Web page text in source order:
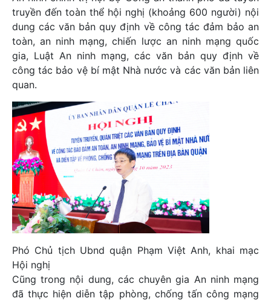
truyền đến toàn thể hội nghị (khoảng 600 người) nội
dung các văn bản quy định về công tác đảm bảo an
toàn, an ninh mạng, chiến lược an ninh mạng quốc
gia, Luật An ninh mạng, các văn bản quy định về
công tác bảo vệ bí mật Nhà nước và các văn bản liên
quan.
Phó Chủ tịch Ubnd quận Phạm Việt Anh, khai mạc
Hội nghị
Cũng trong nội dung, các chuyên gia An ninh mạng
đã thực hiện diễn tập phòng, chống tấn công mạng